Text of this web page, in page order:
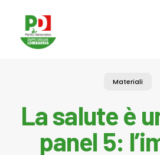
content
Materiali
La salute è
panel 5: